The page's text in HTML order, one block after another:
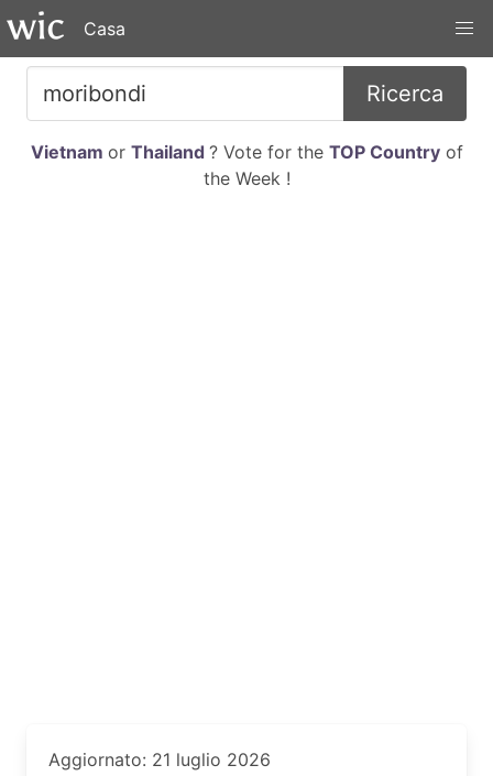
Casa
Ricerca
Vietnam or Thailand ? Vote for the TOP Countryof
the Week !
Aggiornato: 21 luglio 2026